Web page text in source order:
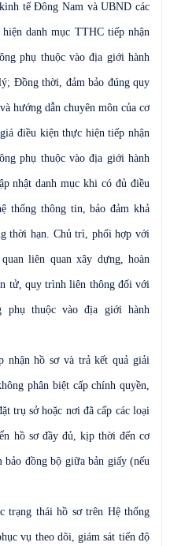
tế Đông Nam và UBND các
danh mục TTHC tiếp nhận
phụ thuộc vào địa giới hành
Đồng thời, đảm bảo đúng quy
hướng dẫn chuyên môn của cơ
điều kiện thực hiện tiếp nhận
phụ thuộc vào địa giới hành
nhật danh mục khi có đủ điều
thống thông tin, bảo đảm khả
thời hạn. Chủ trì, phối hợp với
liên quan xây dựng, hoàn
tử, quy trình liên thông đối với
phụ thuộc vào địa giới hành
nhận hồ sơ và trả kết quả giải
phân biệt cấp chính quyền,
trụ sở hoặc nơi đã cấp các loại
hồ sơ đầy đủ, kịp thời đến cơ
bảo đồng bộ giữa bản giấy (nếu
trạng thái hồ sơ trên Hệ thống
vụ theo dõi, giám sát tiến độ